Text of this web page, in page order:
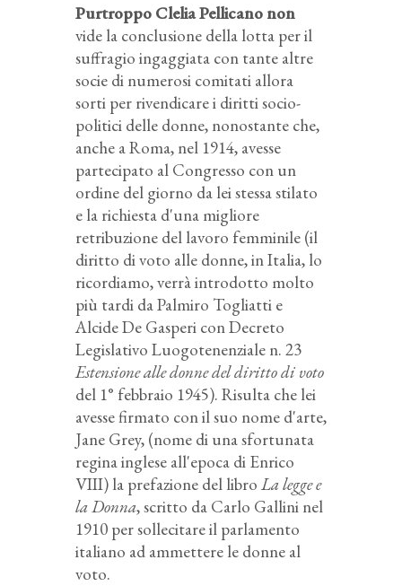
Purtroppo Clelia Pellicano non
vide la conclusione della lotta per il
suffragio ingaggiata con tante altre
socie di numerosi comitati allora
sorti per rivendicare i diritti socio-
politici delle donne, nonostante che,
anche a Roma, nel 1914, avesse
partecipato al Congresso con un
ordine del giorno da lei stessa stilato
e la richiesta d'una migliore
retribuzione del lavoro femminile (il
diritto di voto alle donne, in Italia, lo
ricordiamo, verrà introdotto molto
più tardi da Palmiro Togliatti e
Alcide De Gasperi con Decreto
Legislativo Luogotenenziale n. 23
Estensione alle donne del diritto di voto
del 1° febbraio 1945). Risulta che lei
avesse firmato con il suo nome d'arte,
Jane Grey, (nome di una sfortunata
regina inglese all'epoca di Enrico
VIII) la prefazione del libro La legge e
la Donna, scritto da Carlo Gallini nel
1910 per sollecitare il parlamento
italiano ad ammettere le donne al
voto.